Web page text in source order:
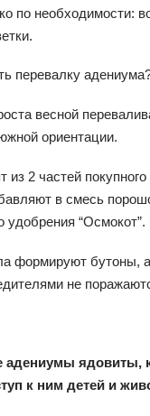
по необходимости:
перевалку
весной
ориентации.
2 частей
в смесь
удобрения
формируют бутоны,
не
адениумы ядовиты,
к ним детей и